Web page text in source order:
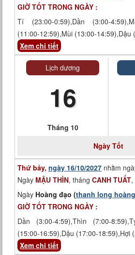
GIỜ TỐT TRONG NGÀY :
Tí (23:00-0:59),Dần (3:00-
(11:00-12:59),Mùi (13:00-14:59),Dậu
Xem chi tiết
Lịch dương
16
Tháng 10
Ngày Tốt
Thứ bảy, ngày 16/10/2027 nhằm
Ngày MẬU THÌN, tháng CANH TUẤT,
Ngày Hoàng đạo (thanh long
GIỜ TỐT TRONG NGÀY :
Dần (3:00-4:59),Thìn (7:00-
(15:00-16:59),Dậu (17:00-18:59),Hợi
Xem chi tiết